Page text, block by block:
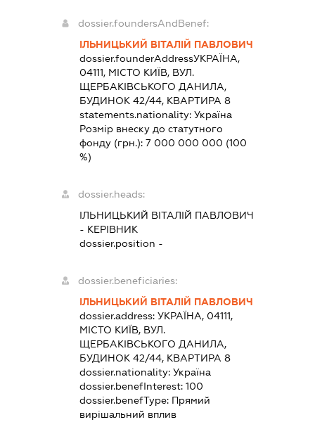
dossier.foundersAndBenef:
ІЛЬНИЦЬКИЙ ВІТАЛІЙ ПАВЛОВИЧ
dossier.founderAddressУКРАЇНА,
04111, МІСТО КИЇВ, ВУЛ.
ЩЕРБАКІВСЬКОГО ДАНИЛА,
БУДИНОК 42/44, КВАРТИРА 8
statements.nationality: Україна
Розмір внеску до статутного
фонду (грн.): 7 000 000 000 (100
%)
dossier.heads:
ІЛЬНИЦЬКИЙ ВІТАЛІЙ ПАВЛОВИЧ
- КЕРІВНИК
dossier.position -
dossier.beneficiaries:
ІЛЬНИЦЬКИЙ ВІТАЛІЙ ПАВЛОВИЧ
dossier.address: УКРАЇНА, 04111,
МІСТО КИЇВ, ВУЛ.
ЩЕРБАКІВСЬКОГО ДАНИЛА,
БУДИНОК 42/44, КВАРТИРА 8
dossier.nationality: Україна
dossier.benefInterest: 100
dossier.benefType: Прямий
вирішальний вплив